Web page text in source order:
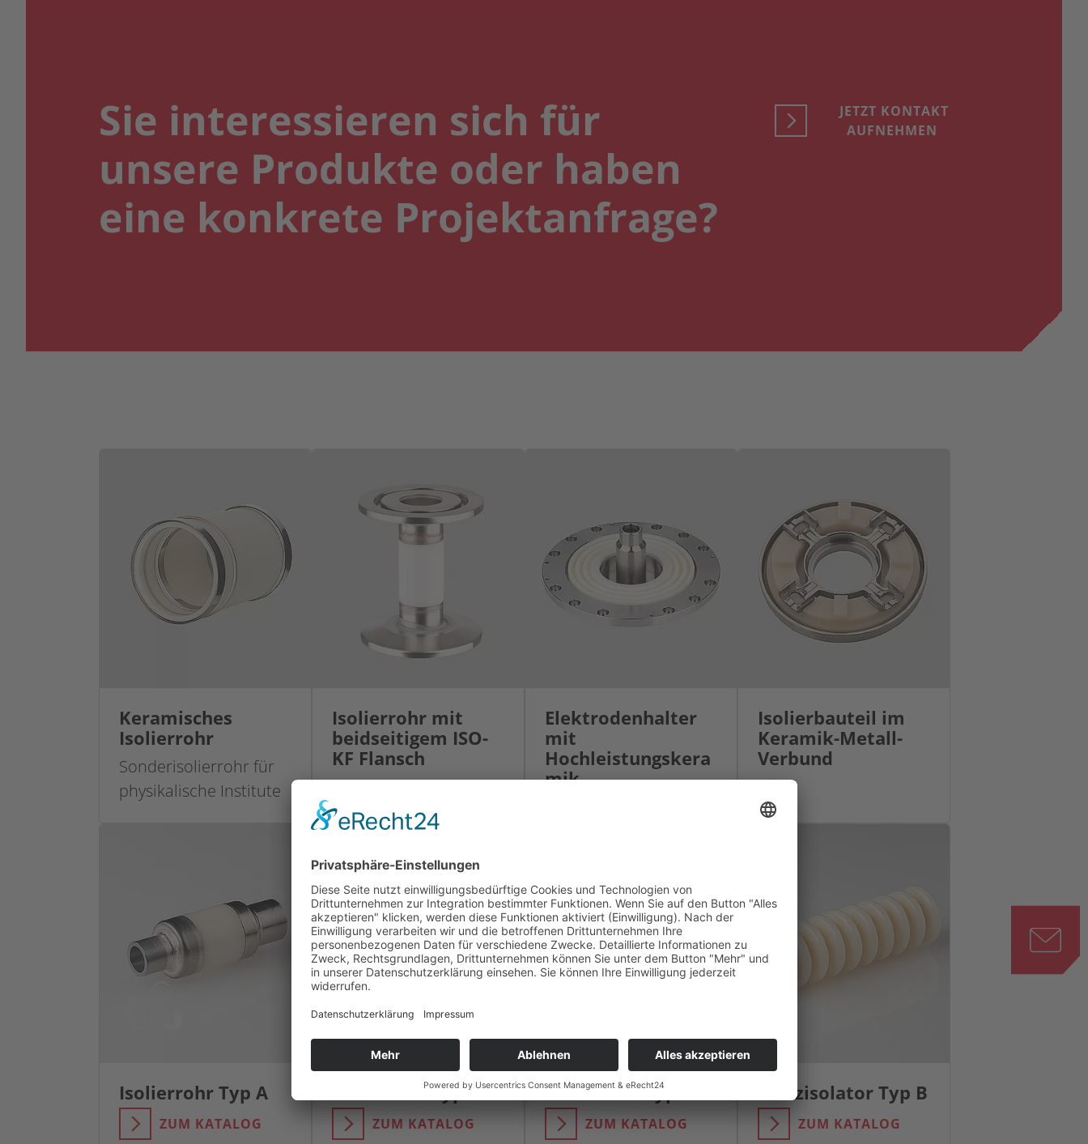
Sie interessieren sich für
unsere Produkte oder haben
eine konkrete Projektanfrage?
JETZT KONTAKT
AUFNEHMEN
Keramisches
Isolierrohr
Sonderisolierrohr für
physikalische Institute
Isolierrohr mit
beidseitigem ISO-
KF Flansch
Elektrodenhalter
mit
Hochleistungskera
mik
Isolierbauteil im
Keramik-Metall-
Verbund
Isolierrohr Typ A
ZUM KATALOG
Isolierrohr Typ B
ZUM KATALOG
Isolierrohr Typ C
ZUM KATALOG
Stützisolator Typ B
ZUM KATALOG